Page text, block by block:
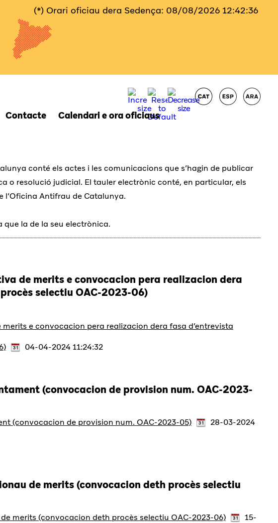
(*) Orari oficiau dera Sedença: 08/08/202612:42:37
Contacte Calendari e ora oficiaus
conté els actes i les comunicacions que s’hagin de publicar
o resolució judicial. El tauler electrònic conté, en particular, els
Antifrau de Catalunya.
la de la seu electrònica.
de merits e convocacion pera realizacion dera
selectiu OAC-2023-06)
e convocacion pera realizacion dera fasa d’entrevista
04-04-2024 11:24:32
(convocacion de provision num. OAC-2023-
(convocacion de provision num. OAC-2023-05)
28-03-2024
de merits (convocacion deth procès selectiu
merits (convocacion deth procès selectiu OAC-2023-06)
15-